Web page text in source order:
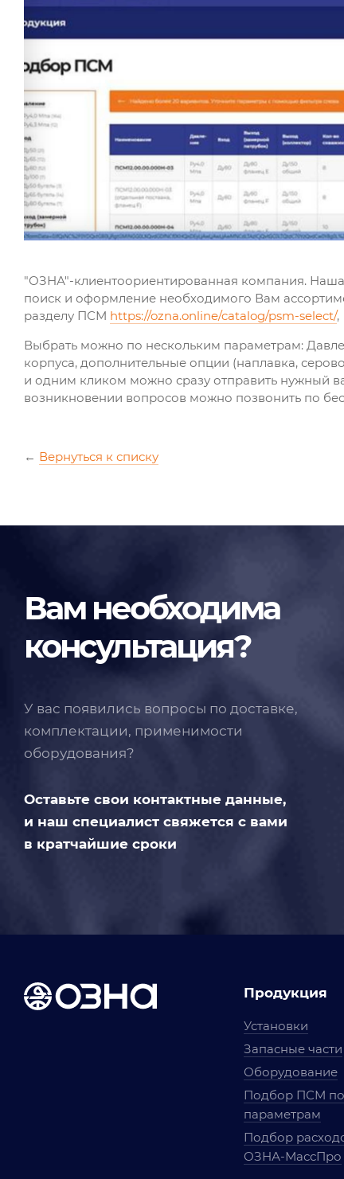
"ОЗНА"-клиентоориентированная компания. Наша
поиск и оформление необходимого Вам
разделу ПСМ https://ozna.online/catalog/psm-select/,
Выбрать можно по нескольким параметрам:
корпуса, дополнительные опции (наплавка,
и одним кликом можно сразу отправить нужный
возникновении вопросов можно позвонить по
← Вернуться к списку
Вам необходима
консультация?
У вас появились вопросы по доставке,
комплектации, применимости
оборудования?
Оставьте свои контактные данные,
и наш специалист свяжется с вами
в кратчайшие сроки
Продукция
Установки
Запасные части
Оборудование
Подбор ПСМ по
параметрам
Подбор
ОЗНА-МассПро